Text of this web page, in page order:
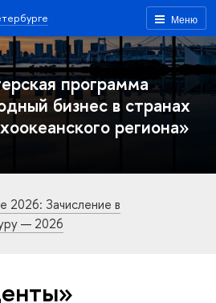
Меню
программа
бизнес в странах
региона»
2026: Зачисление в
— 2026